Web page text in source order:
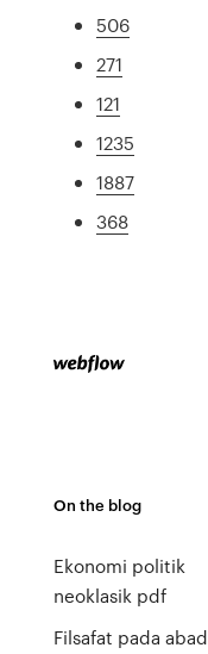
506
271
121
1235
1887
368
On the blog
Ekonomi politik
neoklasik pdf
Filsafat pada abad